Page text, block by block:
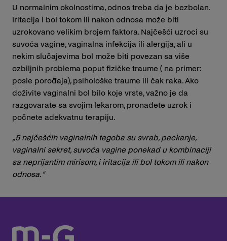
U normalnim okolnostima, odnos treba da je bezbolan.
Iritacija i bol tokom ili nakon odnosa može biti
uzrokovano velikim brojem faktora. Najčešći uzroci su
suvoća vagine, vaginalna infekcija ili alergija, ali u
nekim slučajevima bol može biti povezan sa više
ozbiljnih problema poput fizičke traume ( na primer:
posle porođaja), psihološke traume ili čak raka. Ako
doživite vaginalni bol bilo koje vrste, važno je da
razgovarate sa svojim lekarom, pronađete uzrok i
počnete adekvatnu terapiju.
„5 najčešćih vaginalnih tegoba su svrab, peckanje,
vaginalni sekret, suvoća vagine ponekad u kombinaciji
sa neprijantim mirisom, i iritacija ili bol tokom ili nakon
odnosa.“